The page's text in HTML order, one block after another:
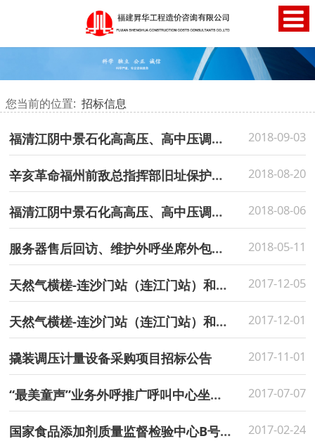
您当前的位置: 招标信息
福清江阴中景石化高高压、高中压调压计量撬采购项目招标失败公示 2018-09-03
辛亥革命福州前敌总指挥部旧址保护修复工程招标公告 2018-08-20
福清江阴中景石化高高压、高中压调压计量撬采购项目招标公告 2018-08-06
服务器售后回访、维护外呼坐席外包项目竞争性谈判采购结果公告 2018-05-11
天然气横槎-连沙门站（连江门站）和西气东输三线青口天然气门站撬装调压计量设备采购项目中标结果公示 2017-12-05
天然气横槎-连沙门站（连江门站）和西气东输三线青口天然气门站撬装调压计量设备采购项目中标候选人公示 2017-12-01
撬装调压计量设备采购项目招标公告 2017-11-01
“最美童声”业务外呼推广呼叫中心坐席服务外包项目竞争性谈判采购结果公告 2017-07-07
国家食品添加剂质量监督检验中心B号楼、国家建筑装饰装修产品质量监督检验中心D号楼二次装修工程（设计） 中标结果公示 2017-02-24